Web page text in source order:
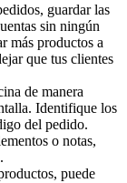
guardar las
sin ningún
más productos a
que tus clientes
de manera
Identifique los
del pedido.
o notas,
puede